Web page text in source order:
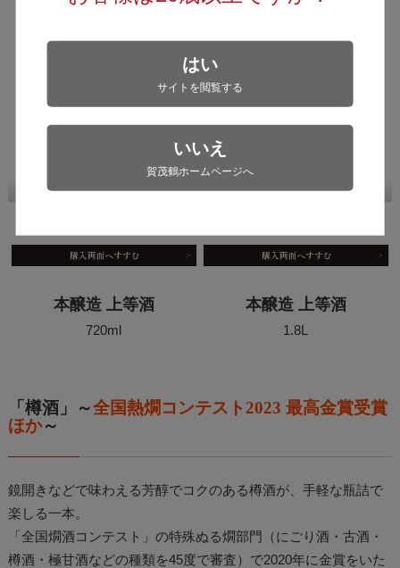
本醸造 上等酒
720ml
本醸造 上等酒
1.8L
「樽酒」～全国熱燗コンテスト2023 最高金賞受賞
ほか～
鏡開きなどで味わえる芳醇でコクのある樽酒が、手軽な瓶詰で
楽しる一本。
「全国燗酒コンテスト」の特殊ぬる燗部門（にごり酒・古酒・
樽酒・極甘酒などの種類を45度で審査）で2020年に金賞をいた
はい
サイトを閲覧する
いいえ
賀茂鶴ホームページへ